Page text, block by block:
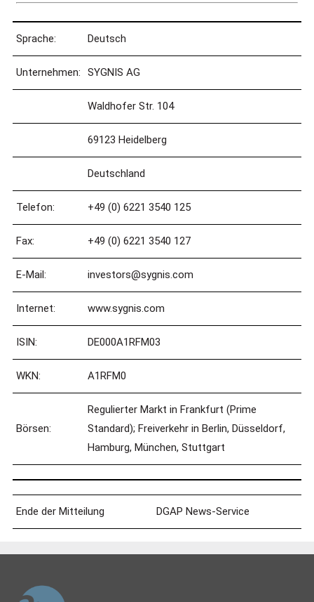
Sprache: Deutsch
Unternehmen: SYGNIS AG
Waldhofer Str. 104
69123 Heidelberg
Deutschland
Telefon: +49 (0) 6221 3540 125
Fax: +49 (0) 6221 3540 127
E-Mail: investors@sygnis.com
Internet: www.sygnis.com
ISIN: DE000A1RFM03
WKN: A1RFM0
Börsen:
Regulierter Markt in Frankfurt (Prime
Standard); Freiverkehr in Berlin, Düsseldorf,
Hamburg, München, Stuttgart
Ende der Mitteilung DGAP News-Service